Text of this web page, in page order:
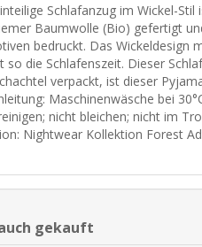
Schlafanzug im Wickel-
Baumwolle (Bio) gefertigt
bedruckt. Das Wickeldesign
die Schlafenszeit. Dieser
verpackt, ist dieser
Maschinenwäsche bei
nicht bleichen; nicht im
Nightwear Kollektion Forest
gekauft